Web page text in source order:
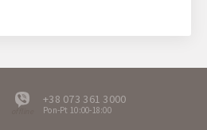
+38 073 361 3000
Pon-Pt 10:00-18:00